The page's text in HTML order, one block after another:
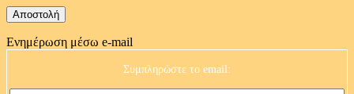
Ενημέρωση μέσω e-mail
Συμπληρώστε το email: